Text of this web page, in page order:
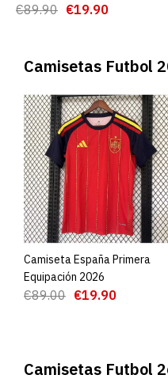
€89.90 €19.90
Camisetas Futbol
AGREGAR AL CARRO
Camiseta España Primera
Equipación 2026
€89.00 €19.90
Camisetas Futbol